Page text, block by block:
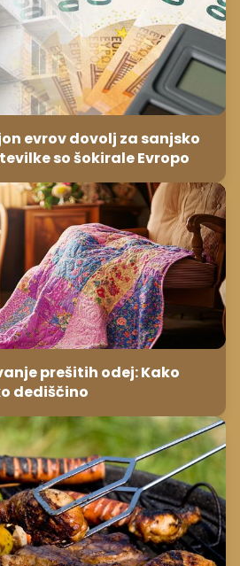
evrov dovolj za sanjsko
so šokirale Evropo
prešitih odej: Kako
dediščino